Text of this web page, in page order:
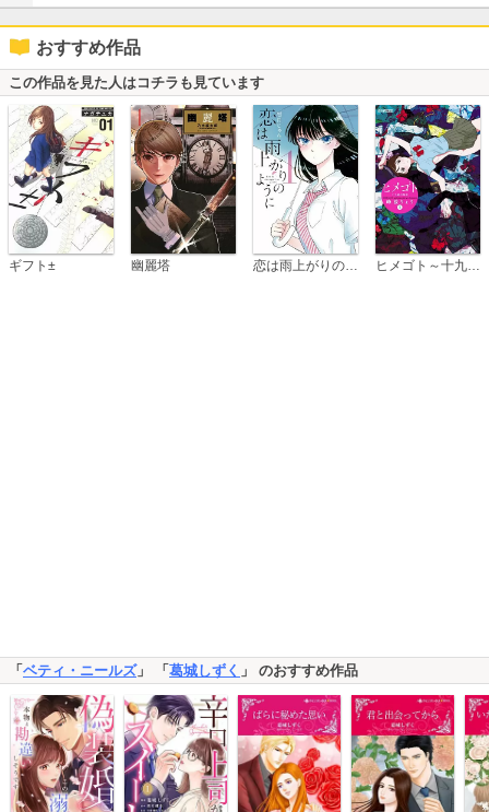
おすすめ作品
この作品を見た人はコチラも見ています
ギフト± 幽麗塔 恋は雨上がりのように ヒメゴト～十九歳の制服～
「 ベティ・ニールズ」 「 葛城しずく 」 のおすすめ作品